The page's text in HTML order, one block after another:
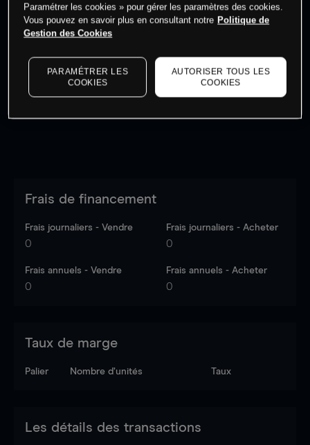
dernières données du marché.
market data
Frais de financement
Frais journaliers - Vendre
0
Frais journaliers - Acheter
0
Frais annuels - Vendre
0
Frais annuels - Acheter
0
Taux de marge
Palier Nombre d’unités Taux
Les détails des transactions
Paramétrer les cookies » pour gérer les paramètres des cookies.
Vous pouvez en savoir plus en consultant notre Politique de
Gestion des Cookies
PARAMÉTRER LES
COOKIES
AUTORISER TOUS LES
COOKIES